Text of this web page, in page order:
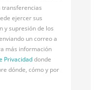
transferencias
ejercer sus
y supresión de los
un correo a
más información
Privacidaddonde
dónde, cómo y por